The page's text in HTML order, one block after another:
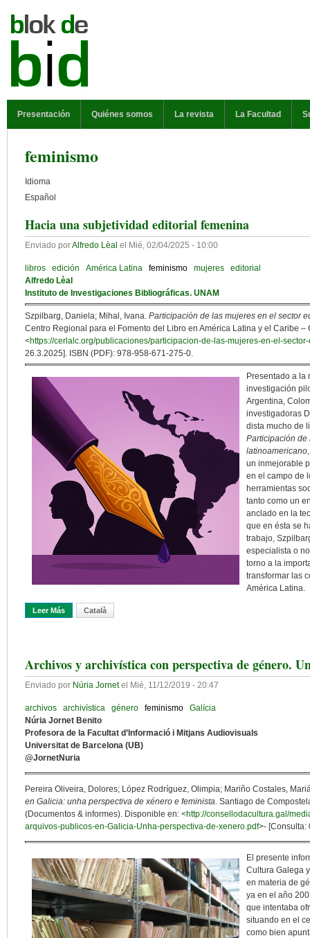
Presentación Quiénes somos La revista La Facultad
feminismo
Idioma
Español
Hacia una subjetividad editorial femenina
Enviado porAlfredo Lèal el Mié, 02/04/2025 - 10:00
libros edición América Latina feminismo mujeres
editorial
Alfredo Lèal
Instituto de Investigaciones Bibliográficas. UNAM
Szpilbarg, Daniela; Mihal, Ivana. Participación de las mujeres en el sector
Centro Regional para el Fomento del Libro en América Latina y el Caribe –
<https://cerlalc.org/publicaciones/participacion-de-las-mujeres-en-el-
26.3.2025]. ISBN (PDF): 978-958-671-275-0.
Presentado a la
investigación
Argentina,
investigadoras
dista mucho de
Participación de
latinoamericano
un inmejorable
en el campo de
herramientas
tanto como un
anclado en la
que en ésta se
trabajo,
especialista o
torno a la
transformar las
América Latina.
Leer Más Sobre Hacia Una Subjetividad Editorial Femenina
Català
Archivos y archivística con perspectiva de género.
Enviado por Núria Jornetel Mié, 11/12/2019 - 20:47
archivos archivística género feminismo
Galícia
Núria Jornet Benito
Profesora de la Facultat d’Informació i Mitjans Audiovisuals
Universitat de Barcelona (UB)
@JornetNuria
Pereira Oliveira, Dolores; López Rodríguez, Olimpia; Mariño Costales,
en Galicia: unha perspectiva de xénero e feminista. Santiago de
(Documentos & informes). Disponible en: <http://consellodacultura.gal/
arquivos-publicos-en-Galicia-Unha-perspectiva-de-xenero.pdf>- [Consulta:
El presente
Cultura Galega
en materia de
ya en el año
que intentaba
situando en el
como bien